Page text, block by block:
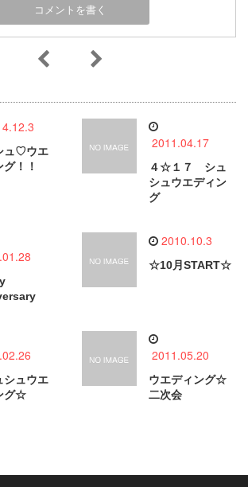
ュ♡ウエ
！！
2011.04.17
４☆１７ シュ
シュウエディン
グ
2010.10.3
☆10月START☆
ュウエ
グ☆
2011.05.20
ウエディング☆
二次会